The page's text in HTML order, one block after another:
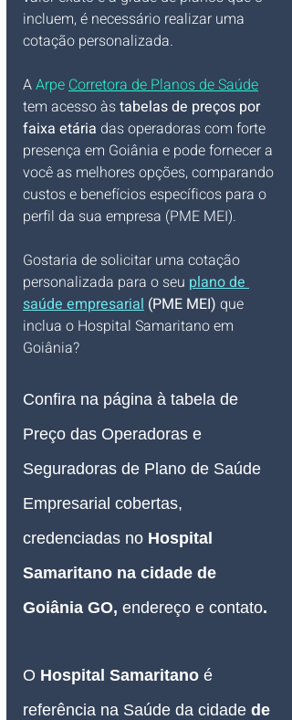
incluem, é necessário realizar uma
cotação personalizada.
A Arpe Corretora de Planos de Saúde
tem acesso às tabelas de preços por
faixa etária das operadoras com forte
presença em Goiânia e pode fornecer a
você as melhores opções, comparando
custos e benefícios específicos para o
perfil da sua empresa (PME MEI).
Gostaria de solicitar uma cotação
personalizada para o seu plano de
saúde empresarial (PME MEI) que
inclua o Hospital Samaritano em
Goiânia?
Confira na página à tabela de
Preço das Operadoras e
Seguradoras de Plano de Saúde
Empresarial cobertas,
credenciadas no Hospital
Samaritano na cidade de
Goiânia GO, endereço e contato.
O Hospital Samaritano é
referência na Saúde da cidade de